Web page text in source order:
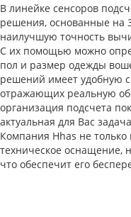
В линейке сенсоров
решения, основанные на
наилучшую точность
С их помощью можно
пол и размер одежды
решений имеет удобную
отражающих реальную
организация подсчета
актуальная для Вас
Компания Hhas не
техническое оснащение,
что обеспечит его